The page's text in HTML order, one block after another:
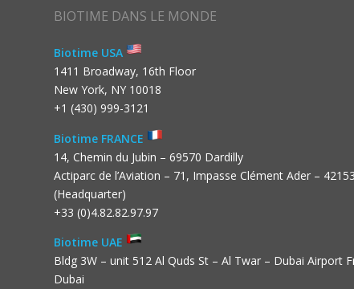
BIOTIME DANS LE MONDE
Biotime USA
1411 Broadway, 16th Floor
New York, NY 10018
+1 (430) 999-3121
Biotime FRANCE
14, Chemin du Jubin – 69570 Dardilly
Actiparc de l’Aviation – 71, Impasse Clément Ader –
(Headquarter)
+33 (0)4.82.82.97.97
Biotime UAE
Bldg 3W – unit 512 Al Quds St – Al Twar – Dubai Airport
Dubai